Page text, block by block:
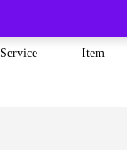
Item